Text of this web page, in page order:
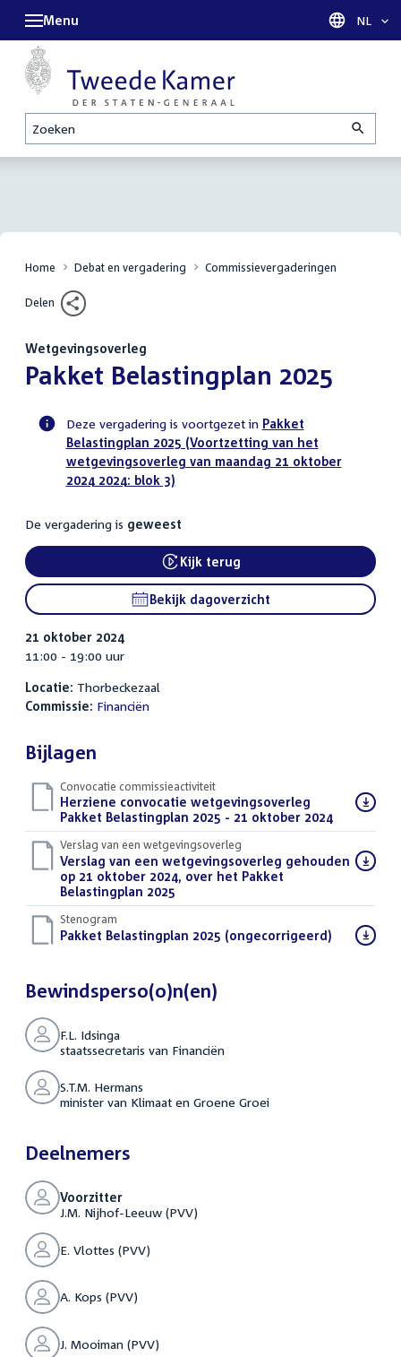
Zoeken
Menu Taal
NL
Home Debat en vergadering Commissievergaderingen
Delen
Wetgevingsoverleg
:Pakket Belastingplan 2025
Voortgangsstatus
commissie
Deze vergadering is voortgezet in Pakket
Belastingplan 2025 (Voortzetting van het
wetgevingsoverleg van maandag 21 oktober
2024 2024: blok 3)
De vergadering is geweest
Kijk terug
Bekijk dagoverzicht
21 oktober 2024
11:00 - 19:00 uur
Locatie: Thorbeckezaal
Commissie: Financiën
Bijlagen
Convocatie commissieactiviteit
Download
bestand:
Herziene convocatie wetgevingsoverleg
Pakket Belastingplan 2025 - 21 oktober 2024(PDF)
Verslag van een wetgevingsoverleg
Download
bestand:
Verslag van een wetgevingsoverleg gehouden
op 21 oktober 2024, over het Pakket
Belastingplan 2025
Stenogram
Download
Pakket Belastingplan 2025 (ongecorrigeerd) (DOCX)
Bewindsperso(o)n(en)
F.L. Idsinga
staatssecretaris van Financiën
S.T.M. Hermans
minister van Klimaat en Groene Groei
Deelnemers
Voorzitter
J.M. Nijhof-Leeuw (PVV)
E. Vlottes (PVV)
A. Kops (PVV)
J. Mooiman (PVV)